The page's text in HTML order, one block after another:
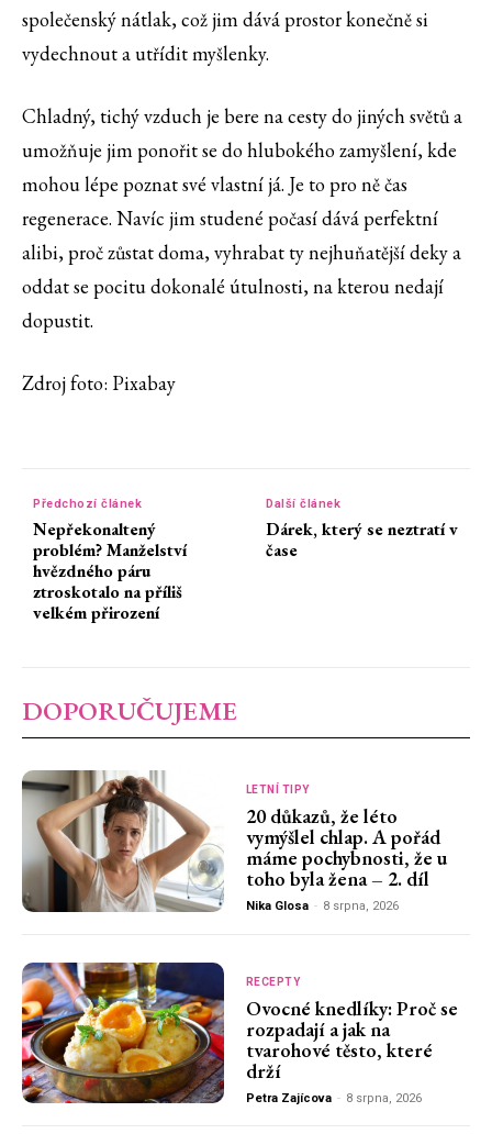
společenský nátlak, což jim dává prostor konečně si
vydechnout a utřídit myšlenky.
Chladný, tichý vzduch je bere na cesty do jiných světů a
umožňuje jim ponořit se do hlubokého zamyšlení, kde
mohou lépe poznat své vlastní já. Je to pro ně čas
regenerace. Navíc jim studené počasí dává perfektní
alibi, proč zůstat doma, vyhrabat ty nejhuňatější deky a
oddat se pocitu dokonalé útulnosti, na kterou nedají
dopustit.
Zdroj foto: Pixabay
Předchozí článek
Nepřekonaltený
problém? Manželství
hvězdného páru
ztroskotalo na příliš
velkém přirození
Další článek
Dárek, který se neztratí v
čase
DOPORUČUJEME
LETNÍ TIPY
20 důkazů, že léto
vymýšlel chlap. A pořád
máme pochybnosti, že u
toho byla žena – 2. díl
Nika Glosa - 8 srpna, 2026
RECEPTY
Ovocné knedlíky: Proč se
rozpadají a jak na
tvarohové těsto, které
drží
Petra Zajícova - 8 srpna, 2026